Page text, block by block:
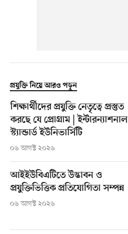
প্রযুক্তি নিয়ে আরও পড়ুন
শিক্ষার্থীদের প্রযুক্তি নেতৃত্বে প্রস্তুত
করছে যে প্রোগ্রাম | ইন্টারন্যাশনাল
স্ট্যান্ডার্ড ইউনিভার্সিটি
০৬ আগস্ট ২০২৬
আইইউবিএটিতে উদ্ভাবন ও
প্রযুক্তিভিত্তিক প্রতিযোগিতা সম্পন্ন
০৬ আগস্ট ২০২৬